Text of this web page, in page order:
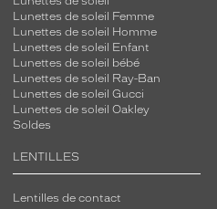
Lunettes de soleil Femme
Lunettes de soleil Homme
Lunettes de soleil Enfant
Lunettes de soleil bébé
Lunettes de soleil Ray-Ban
Lunettes de soleil Gucci
Lunettes de soleil Oakley
Soldes
LENTILLES
Lentilles de contact